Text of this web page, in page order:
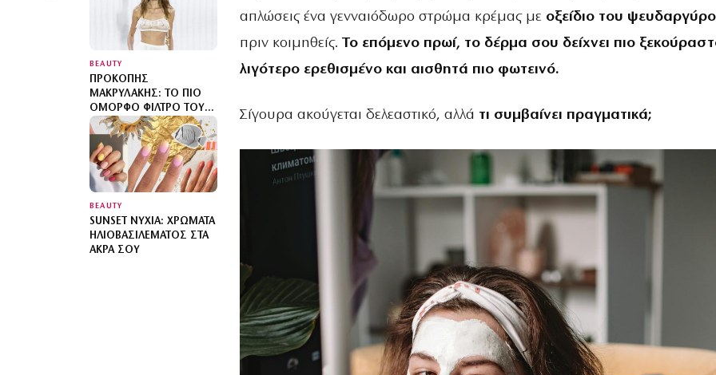
BEAUTY
ΠΡΟΚΌΠΗΣ
ΜΑΚΡΥΛΆΚΗΣ: ΤΟ ΠΙΟ
ΌΜΟΡΦΟ ΦΊΛΤΡΟ ΤΟΥ
ΚΑΛΟΚΑΙΡΙΟΎ
BEAUTY
SUNSET ΝΎΧΙΑ: ΧΡΏΜΑΤΑ
ΗΛΙΟΒΑΣΙΛΈΜΑΤΟΣ ΣΤΑ
ΆΚΡΑ ΣΟΥ
απλώσεις ένα γενναιόδωρο στρώμα κρέμας με οξείδιο του
πριν κοιμηθείς. Το επόμενο πρωί, το δέρμα σου δείχνει πιο
λιγότερο ερεθισμένο και αισθητά πιο φωτεινό.
Σίγουρα ακούγεται δελεαστικό, αλλά τι συμβαίνει πραγματικά;